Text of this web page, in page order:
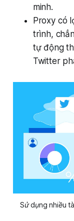
minh.
Proxy có
trình,
tự động
Twitter
Sử dụng nhiều